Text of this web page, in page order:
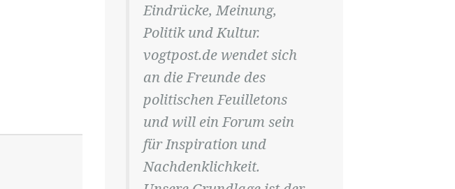
Eindrücke, Meinung,
Politik und Kultur.
vogtpost.de wendet sich
an die Freunde des
politischen Feuilletons
und will ein Forum sein
für Inspiration und
Nachdenklichkeit.